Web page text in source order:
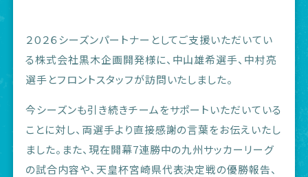
２０２６シーズンパートナーとしてご支援いただいてい
る株式会社黒木企画開発様に、中山雄希選手、中村亮
選手とフロントスタッフが訪問いたしました。
今シーズンも引き続きチームをサポートいただいている
ことに対し、両選手より直接感謝の言葉をお伝えいたし
ました。また、現在開幕7連勝中の九州サッカーリーグ
の試合内容や、天皇杯宮崎県代表決定戦の優勝報告、